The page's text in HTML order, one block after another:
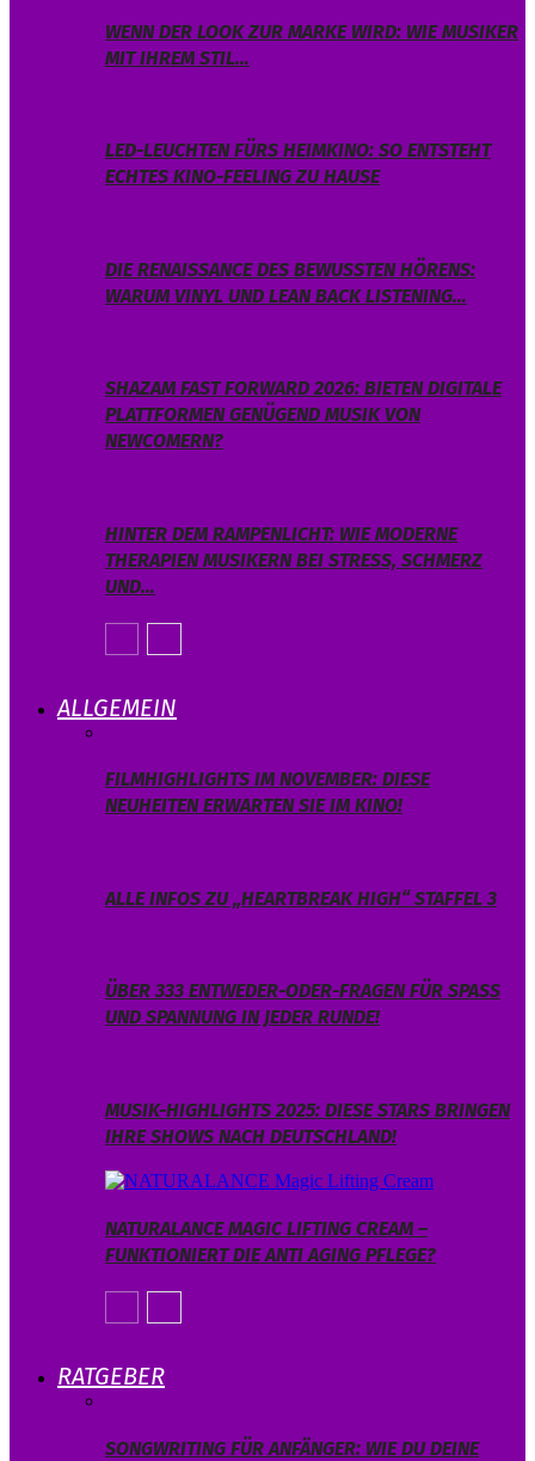
WENN DER LOOK ZUR MARKE WIRD: WIE MUSIKER
MIT IHREM STIL…
LED-LEUCHTEN FÜRS HEIMKINO: SO ENTSTEHT
ECHTES KINO-FEELING ZU HAUSE
DIE RENAISSANCE DES BEWUSSTEN HÖRENS:
WARUM VINYL UND LEAN BACK LISTENING…
SHAZAM FAST FORWARD 2026: BIETEN DIGITALE
PLATTFORMEN GENÜGEND MUSIK VON
NEWCOMERN?
HINTER DEM RAMPENLICHT: WIE MODERNE
THERAPIEN MUSIKERN BEI STRESS, SCHMERZ
UND…
ALLGEMEIN
FILMHIGHLIGHTS IM NOVEMBER: DIESE
NEUHEITEN ERWARTEN SIE IM KINO!
ALLE INFOS ZU „HEARTBREAK HIGH“ STAFFEL 3
ÜBER 333 ENTWEDER-ODER-FRAGEN FÜR SPASS U
ND SPANNUNG IN JEDER RUNDE!
MUSIK-HIGHLIGHTS 2025: DIESE STARS BRINGEN
IHRE SHOWS NACH DEUTSCHLAND!
NATURALANCE MAGIC LIFTING CREAM –
FUNKTIONIERT DIE ANTI AGING PFLEGE?
RATGEBER
SONGWRITING FÜR ANFÄNGER: WIE DU DEINE